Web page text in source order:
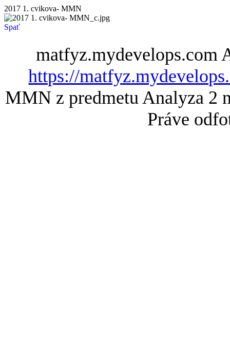
2017 1. cvikova- MMN
Spať
matfyz.mydevelops.com
https://
MMN z predmetu Analyza 2
Práve